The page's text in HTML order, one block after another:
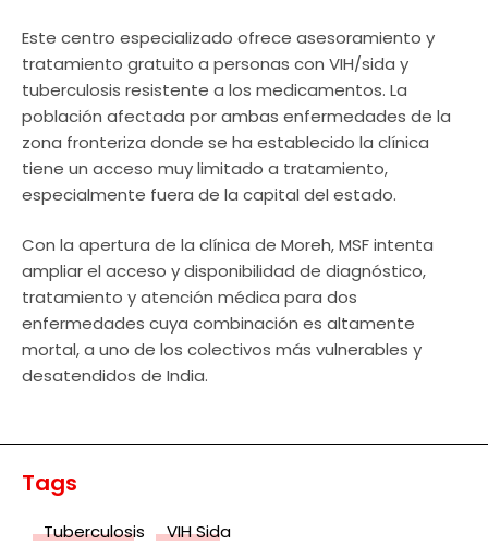
Este centro especializado ofrece asesoramiento y
tratamiento gratuito a personas con VIH/sida y
tuberculosis resistente a los medicamentos. La
población afectada por ambas enfermedades de la
zona fronteriza donde se ha establecido la clínica
tiene un acceso muy limitado a tratamiento,
especialmente fuera de la capital del estado.
Con la apertura de la clínica de Moreh, MSF intenta
ampliar el acceso y disponibilidad de diagnóstico,
tratamiento y atención médica para dos
enfermedades cuya combinación es altamente
mortal, a uno de los colectivos más vulnerables y
desatendidos de India.
Tags
Tuberculosis VIH Sida